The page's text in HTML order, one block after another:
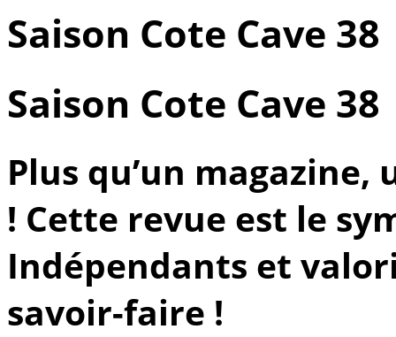
Saison Cote Cave 38
Saison Cote Cave 38
Plus qu’un
! Cette revue est le
Indépendants et
savoir-faire !